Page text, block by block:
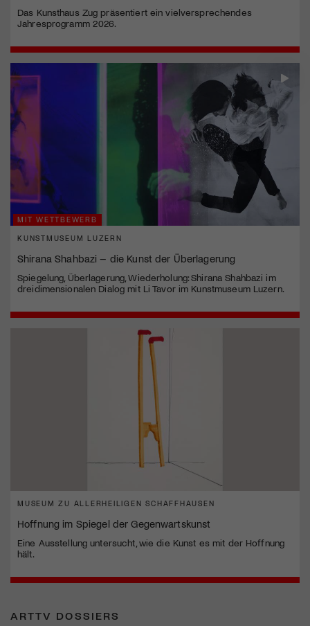
Das Kunsthaus Zug präsentiert ein vielversprechendes
Jahresprogramm 2026.
MIT WETTBEWERB
KUNSTMUSEUM LUZERN
Shirana Shahbazi – die Kunst der Überlagerung
Spiegelung, Überlagerung, Wiederholung: Shirana Shahbazi im
dreidimensionalen Dialog mit Li Tavor im Kunstmuseum Luzern.
MUSEUM ZU ALLERHEILIGEN SCHAFFHAUSEN
Hoffnung im Spiegel der Gegenwartskunst
Eine Ausstellung untersucht, wie die Kunst es mit der Hoffnung
hält.
ARTTV DOSSIERS